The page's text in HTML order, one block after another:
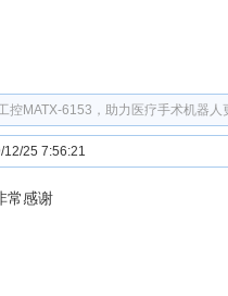
控MATX-6153，助力医疗手术机器人
12/25 7:56:21
常感谢